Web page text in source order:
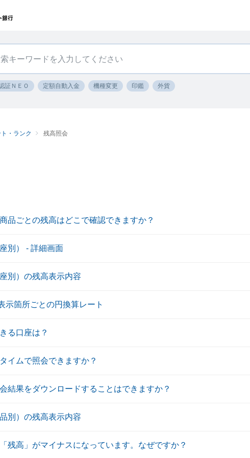
証ＮＥＯ 定額自動入金 機種変更 印鑑 外貨
・ランク 残高照会
品ごとの残高はどこで確認できますか？
別） - 詳細画面
別）の残高表示内容
示箇所ごとの円換算レート
る口座は？
イムで照会できますか？
結果をダウンロードすることはできますか？
別）の残高表示内容
残高」がマイナスになっています。なぜですか？